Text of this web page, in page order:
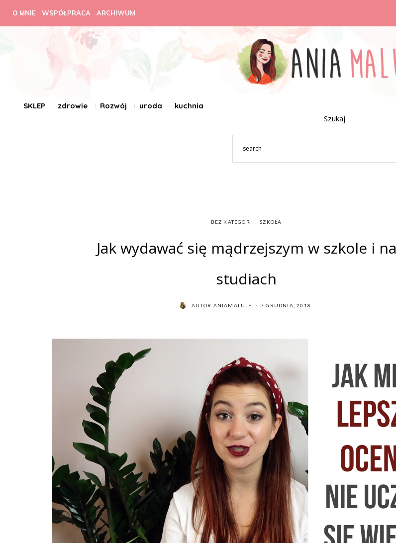
O MNIE WSPÓŁPRACA ARCHIWUM
SKLEP zdrowie Rozwój uroda kuchnia
Szukaj
BEZ KATEGORII SZKOŁA
Jak wydawać się mądrzejszym w szkole i na
studiach
AUTOR ANIAMALUJE
POSTED
7 GRUDNIA, 2018